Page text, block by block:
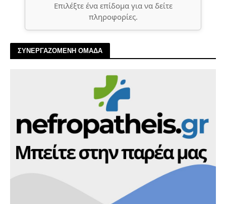
Επιλέξτε ένα επίδομα για να δείτε
πληροφορίες.
ΣΥΝΕΡΓΑΖΟΜΕΝΗ ΟΜΑΔΑ